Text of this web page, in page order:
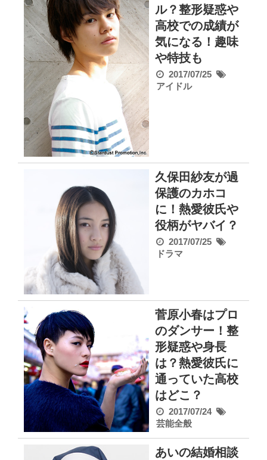
ル？整形疑惑や
高校での成績が
気になる！趣味
や特技も
2017/07/25
アイドル
久保田紗友が過
保護のカホコ
に！熱愛彼氏や
役柄がヤバイ？
2017/07/25
ドラマ
菅原小春はプロ
のダンサー！整
形疑惑や身長
は？熱愛彼氏に
通っていた高校
はどこ？
2017/07/24
芸能全般
あいの結婚相談